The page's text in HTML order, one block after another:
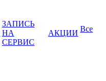
ЗАПИСЬ
НА
СЕРВИС
АКЦИИ Все